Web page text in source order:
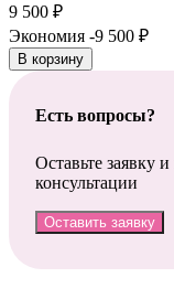
9 500 ₽
Экономия -9 500 ₽
В корзину
Есть вопросы?
Оставьте заявку
консультации
Оставить заявку